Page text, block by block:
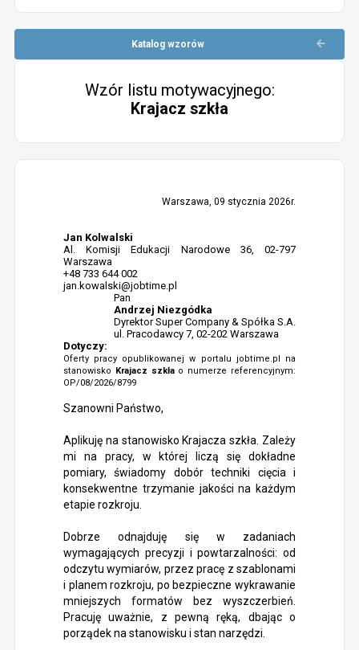
Katalog wzorów
Wzór listu motywacyjnego:
Krajacz szkła
Warszawa, 09 stycznia 2026r.
Jan Kolwalski
Al. Komisji Edukacji Narodowe 36, 02-797
Warszawa
+48 733 644 002
jan.kowalski@jobtime.pl
Pan
Andrzej Niezgódka
Dyrektor Super Company & Spółka S.A.
ul. Pracodawcy 7, 02-202 Warszawa
Dotyczy:
Oferty pracy opublikowanej w portalu jobtime.pl na
stanowisko Krajacz szkłao numerze referencyjnym:
OP/08/2026/8799
Szanowni Państwo,
Aplikuję na stanowisko Krajacza szkła. Zależy
mi na pracy, w której liczą się dokładne
pomiary, świadomy dobór techniki cięcia i
konsekwentne trzymanie jakości na każdym
etapie rozkroju.
Dobrze odnajduję się w zadaniach
wymagających precyzji i powtarzalności: od
odczytu wymiarów, przez pracę z szablonami
i planem rozkroju, po bezpieczne wykrawanie
mniejszych formatów bez wyszczerbień.
Pracuję uważnie, z pewną ręką, dbając o
porządek na stanowisku i stan narzędzi.